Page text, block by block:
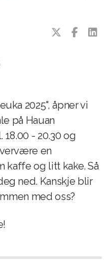
2025", åpner vi
på Hauan
- 20.30 og
en
kaffe og litt kake. Så
ned. Kanskje blir
med oss?